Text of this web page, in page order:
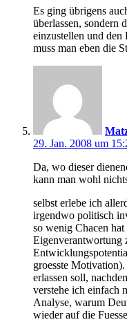
Es ging übrigens
überlassen, sondern
einzustellen und den
muss man eben die
29. Jan. 2008 um
Da, wo dieser
kann man wohl
selbst erlebe ich
irgendwo politisch
so wenig Chacen
Eigenverantwortung
groesste
erlassen soll,
verstehe ich einfach
Analyse, warum
wieder auf die